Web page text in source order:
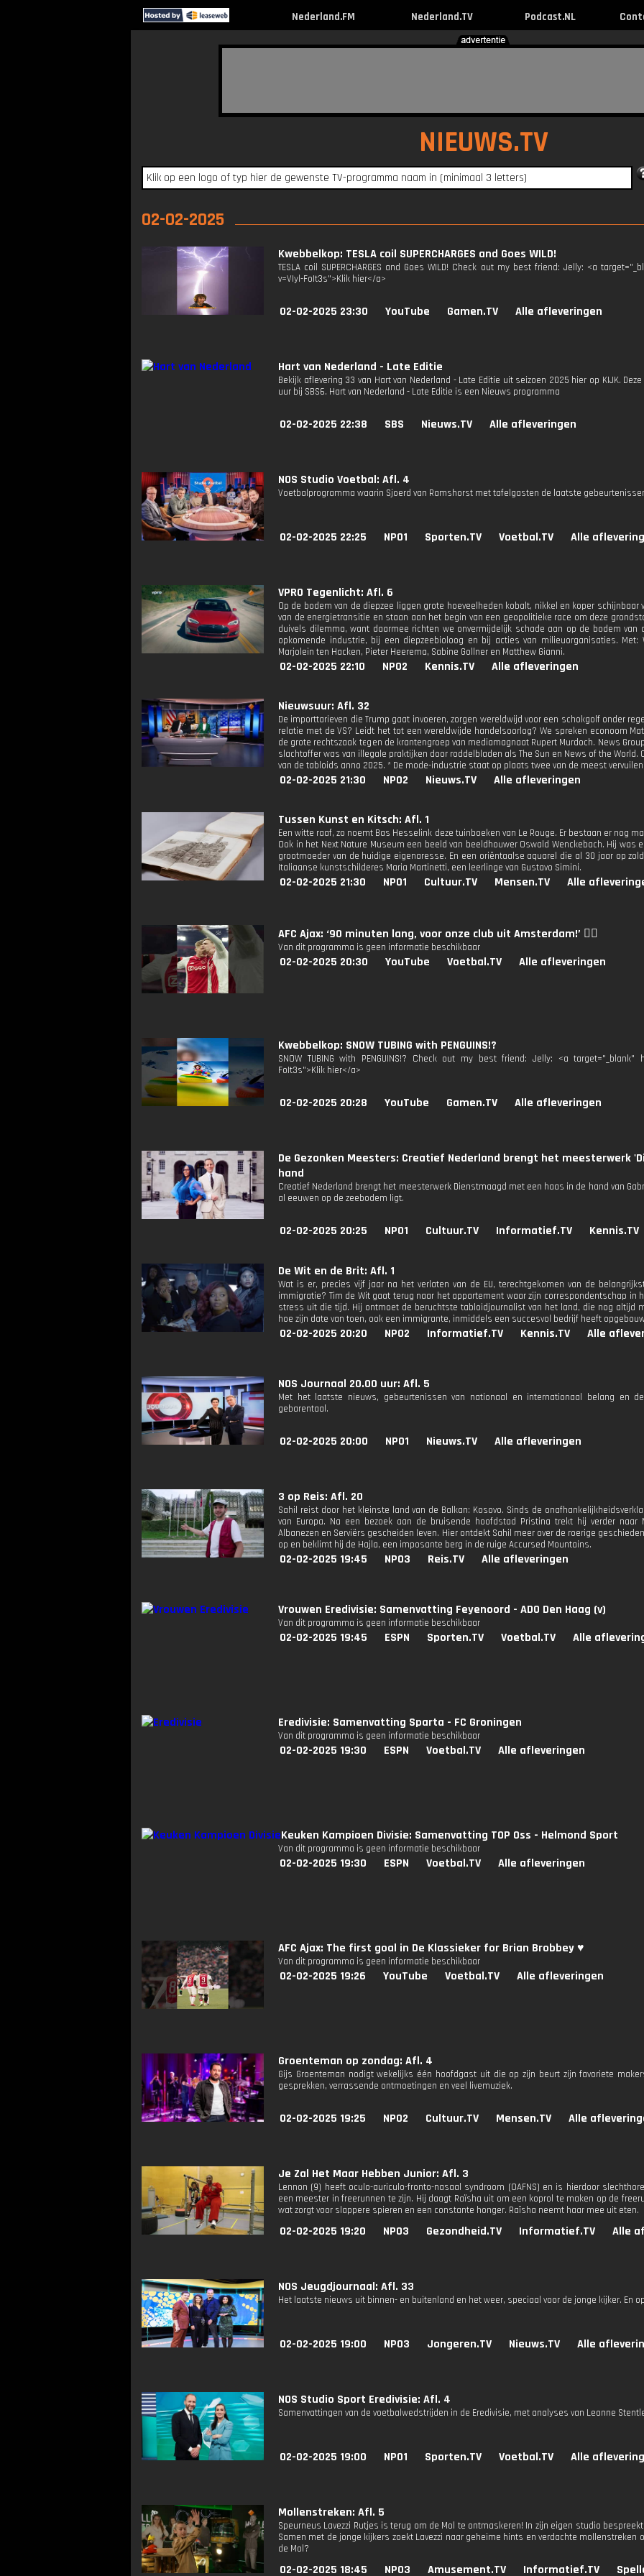
Nederland.FM Nederland.TV Podcast.NL
NIEUWS.TV
02-02-2025
Kwebbelkop: TESLA coil SUPERCHARGES and Goes WILD!
TESLA coil SUPERCHARGES and Goes WILD! Check out my best friend: Jelly: <a
v=VIyl-FoIt3s">Klik hier</a>
02-02-2025 23:30 YouTube Gamen.TV Alle afleveringen
Hart van Nederland - Late Editie
Bekijk aflevering 33 van Hart van Nederland - Late Editie uit seizoen 2025 hier op KIJK.
uur bij SBS6. Hart van Nederland - Late Editie is een Nieuws programma
02-02-2025 22:38 SBS Nieuws.TV Alle afleveringen
NOS Studio Voetbal: Afl. 4
Voetbalprogramma waarin Sjoerd van Ramshorst met tafelgasten de laatste
02-02-2025 22:25 NPO1 Sporten.TV Voetbal.TV Alle
VPRO Tegenlicht: Afl. 6
Op de bodem van de diepzee liggen grote hoeveelheden kobalt, nikkel en koper
van de energietransitie en staan aan het begin van een geopolitieke race om deze
duivels dilemma, want daarmee richten we onvermijdelijk schade aan op de bodem van
opkomende industrie, bij een diepzeebioloog en bij acties van milieuorganisaties. Met:
Marjolein ten Hacken, Pieter Heerema, Sabine Gollner en Matthew Gianni.
02-02-2025 22:10 NPO2 Kennis.TV Alle afleveringen
Nieuwsuur: Afl. 32
De importtarieven die Trump gaat invoeren, zorgen wereldwijd voor een schokgolf onder
relatie met de VS? Leidt het tot een wereldwijde handelsoorlog? We spreken econoom
de grote rechtszaak tegen de krantengroep van mediamagnaat Rupert Murdoch. News
slachtoffer was van illegale praktijken door roddelbladen als The Sun en News of the
van de tabloids anno 2025. * De mode-industrie staat op plaats twee van de meest
02-02-2025 21:30 NPO2 Nieuws.TV Alle afleveringen
Tussen Kunst en Kitsch: Afl. 1
Een witte raaf, zo noemt Bas Hesselink deze tuinboeken van Le Rouge. Er bestaan er nog
Ook in het Next Nature Museum een beeld van beeldhouwer Oswald Wenckebach. Hij
grootmoeder van de huidige eigenaresse. En een oriëntaalse aquarel die al 30 jaar op
Italiaanse kunstschilderes Maria Martinetti, een leerlinge van Gustavo Simini.
02-02-2025 21:30 NPO1 Cultuur.TV Mensen.TV Alle
AFC Ajax: ‘90 minuten lang, voor onze club uit Amsterdam!’ ❤️‍🔥
Van dit programma is geen informatie beschikbaar
02-02-2025 20:30 YouTube Voetbal.TV Alle afleveringen
Kwebbelkop: SNOW TUBING with PENGUINS!?
SNOW TUBING with PENGUINS!? Check out my best friend: Jelly: <a target="_blank"
FoIt3s">Klik hier</a>
02-02-2025 20:28 YouTube Gamen.TV Alle afleveringen
De Gezonken Meesters: Creatief Nederland brengt het meesterwerk
hand
Creatief Nederland brengt het meesterwerk Dienstmaagd met een haas in de hand van
al eeuwen op de zeebodem ligt.
02-02-2025 20:25 NPO1 Cultuur.TV Informatief.TV Kennis.TV
De Wit en de Brit: Afl. 1
Wat is er, precies vijf jaar na het verlaten van de EU, terechtgekomen van de
immigratie? Tim de Wit gaat terug naar het appartement waar zijn correspondentschap in
stress uit die tijd. Hij ontmoet de beruchtste tabloidjournalist van het land, die nog altijd
hoe zijn date van toen, ook een immigrante, inmiddels een succesvol bedrijf heeft
02-02-2025 20:20 NPO2 Informatief.TV Kennis.TV Alle
NOS Journaal 20.00 uur: Afl. 5
Met het laatste nieuws, gebeurtenissen van nationaal en internationaal belang en
gebarentaal.
02-02-2025 20:00 NPO1 Nieuws.TV Alle afleveringen
3 op Reis: Afl. 20
Sahil reist door het kleinste land van de Balkan: Kosovo. Sinds de
van Europa. Na een bezoek aan de bruisende hoofdstad Pristina trekt hij verder naar
Albanezen en Serviërs gescheiden leven. Hier ontdekt Sahil meer over de roerige
op en beklimt hij de Hajla, een imposante berg in de ruige Accursed Mountains.
02-02-2025 19:45 NPO3 Reis.TV Alle afleveringen
Vrouwen Eredivisie: Samenvatting Feyenoord - ADO Den Haag (v)
Van dit programma is geen informatie beschikbaar
02-02-2025 19:45 ESPN Sporten.TV Voetbal.TV Alle
Eredivisie: Samenvatting Sparta - FC Groningen
Van dit programma is geen informatie beschikbaar
02-02-2025 19:30 ESPN Voetbal.TV Alle afleveringen
Keuken Kampioen Divisie: Samenvatting TOP Oss - Helmond Sport
Van dit programma is geen informatie beschikbaar
02-02-2025 19:30 ESPN Voetbal.TV Alle afleveringen
AFC Ajax: The first goal in De Klassieker for Brian Brobbey ♥️
Van dit programma is geen informatie beschikbaar
02-02-2025 19:26 YouTube Voetbal.TV Alle afleveringen
Groenteman op zondag: Afl. 4
Gijs Groenteman nodigt wekelijks één hoofdgast uit die op zijn beurt zijn favoriete
gesprekken, verrassende ontmoetingen en veel livemuziek.
02-02-2025 19:25 NPO2 Cultuur.TV Mensen.TV Alle
Je Zal Het Maar Hebben Junior: Afl. 3
Lennon (9) heeft oculo-auriculo-fronto-nasaal syndroom (OAFNS) en is hierdoor
een meester in freerunnen te zijn. Hij daagt Raïsha uit om een koprol te maken op de
wat zorgt voor slappere spieren en een constante honger. Raïsha neemt haar mee uit eten.
02-02-2025 19:20 NPO3 Gezondheid.TV Informatief.TV Alle
NOS Jeugdjournaal: Afl. 33
Het laatste nieuws uit binnen- en buitenland en het weer, speciaal voor de jonge kijker. En
02-02-2025 19:00 NPO3 Jongeren.TV Nieuws.TV Alle
NOS Studio Sport Eredivisie: Afl. 4
Samenvattingen van de voetbalwedstrijden in de Eredivisie, met analyses van Leonne
02-02-2025 19:00 NPO1 Sporten.TV Voetbal.TV Alle
Mollenstreken: Afl. 5
Speurneus Lavezzi Rutjes is terug om de Mol te ontmaskeren! In zijn eigen studio
Samen met de jonge kijkers zoekt Lavezzi naar geheime hints en verdachte mollenstreken
de Mol?
02-02-2025 18:45 NPO3 Amusement.TV Informatief.TV